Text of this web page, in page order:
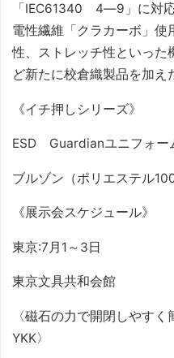
「IEC61340 4―9」に対
電性繊維「クラカーボ」使
性、ストレッチ性といった
ど新たに校倉織製品を加え
《イチ押しシリーズ》
ESD Guardianユニフォー
ブルゾン（ポリエステル
《展示会スケジュール》
東京:7月1～3日
東京文具共和会館
〈磁石の力で開閉しやす
YKK〉